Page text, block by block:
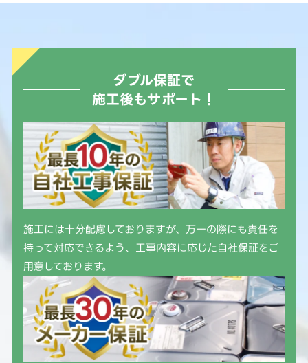
ダブル保証で
施工後もサポート！
施工には十分配慮しておりますが、万一の際にも責任を
持って対応できるよう、工事内容に応じた自社保証をご
用意しております。